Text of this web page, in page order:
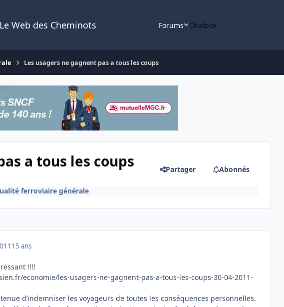
Le Web des Cheminots Forums Chatbox
Les usagers ne gagnent pas a tous les coups
a tous les coups Partager Abonnés
ferroviaire générale
15 ans
!!!!
economie/les-usagers-ne-gagnent-pas-a-tous-les-coups-30-04-2011-
tenue d’indemniser les voyageurs de toutes les conséquences personnelles.